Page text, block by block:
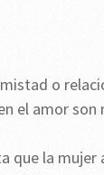
o
el amor son
que la mujer